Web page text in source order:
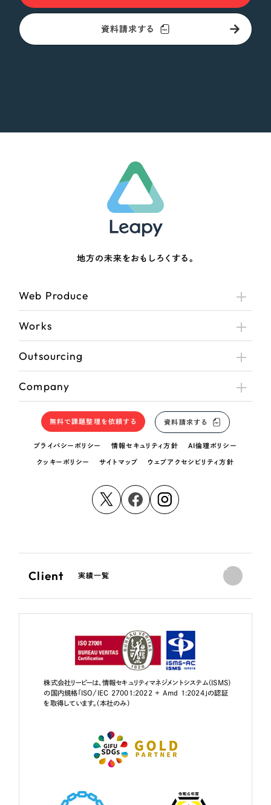
さらに条件を追加する
資料請求する
地方の未来をおもしろくする。
Web Produce
Works
Outsourcing
Company
無料で課題整理を依頼する 資料請求する
プライバシーポリシー 情報セキュリティ方針 AI倫理ポリシー
クッキーポリシー サイトマップ ウェブアクセシビリティ方針
Client 実績一覧
株式会社リーピーは、情報セキュリティマネジメントシステム（ISMS）
の国内規格「ISO/IEC 27001:2022 + Amd 1:2024」の認証
を取得しています。（本社のみ）